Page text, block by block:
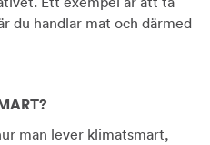
du handlar mat och därmed
man lever klimatsmart,